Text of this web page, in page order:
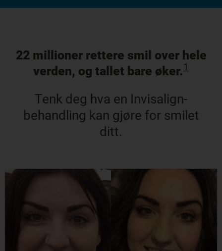
22 millioner rettere smil over hele
verden, og tallet bare øker.1
Tenk deg hva en Invisalign-
behandling kan gjøre for smilet
ditt.